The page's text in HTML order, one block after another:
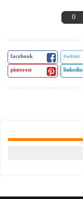
0
facebook twitter
pinterest
linkedin